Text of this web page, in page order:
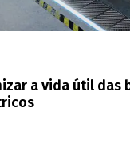
a vida útil das